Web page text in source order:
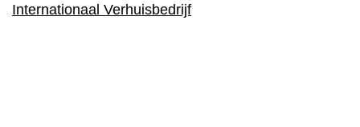
Internationaal Verhuisbedrijf